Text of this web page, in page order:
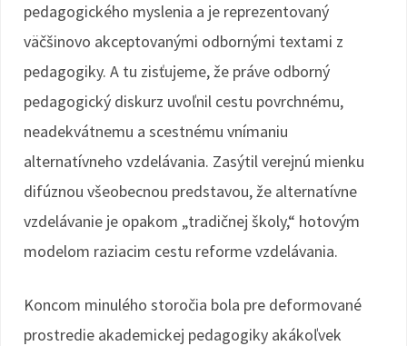
pedagogického myslenia a je reprezentovaný
väčšinovo akceptovanými odbornými textami z
pedagogiky. A tu zisťujeme, že práve odborný
pedagogický diskurz uvoľnil cestu povrchnému,
neadekvátnemu a scestnému vnímaniu
alternatívneho vzdelávania. Zasýtil verejnú mienku
difúznou všeobecnou predstavou, že alternatívne
vzdelávanie je opakom „tradičnej školy,“ hotovým
modelom raziacim cestu reforme vzdelávania.
Koncom minulého storočia bola pre deformované
prostredie akademickej pedagogiky akákoľvek